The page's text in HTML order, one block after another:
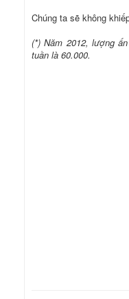
Chúng ta sẽ không
(*) Năm 2012, lượng
tuần là 60.000.